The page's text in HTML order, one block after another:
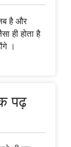
है और
ही होता है
।
पढ़